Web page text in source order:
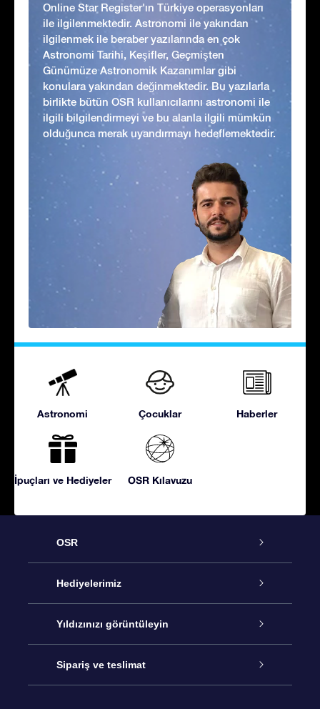
Online Star Register'ın Türkiye operasyonları
ile ilgilenmektedir. Astronomi ile yakından
ilgilenmek ile beraber yazılarında en çok
Astronomi Tarihi, Keşifler, Geçmişten
Günümüze Astronomik Kazanımlar gibi
konulara yakından değinmektedir. Bu yazılarla
birlikte bütün OSR kullanıcılarını astronomi ile
ilgili bilgilendirmeyi ve bu alanla ilgili mümkün
olduğunca merak uyandırmayı hedeflemektedir.
Astronomi Çocuklar Haberler
İpuçları ve Hediyeler OSR Kılavuzu
OSR
Hizmet
İletişim
Blogu
Hediyelerimiz
Çevrimiçi Yıldız Hediyesi
OSR Hediye Paketi
Yıldızınızı görüntüleyin
Star Register
Sipariş ve teslimat